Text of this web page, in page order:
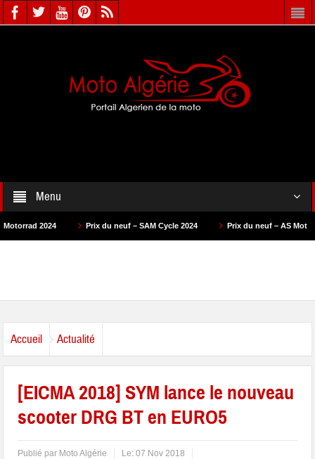
Menu
Prix du neuf – SAM Cycle 2024 Prix du neuf – AS Motors 2024
Accueil Actualité
[EICMA 2018] SYM lance le nouveau
scooter DRG BT en EURO5
Publié par Moto Algérie Le:07 Nov 2018